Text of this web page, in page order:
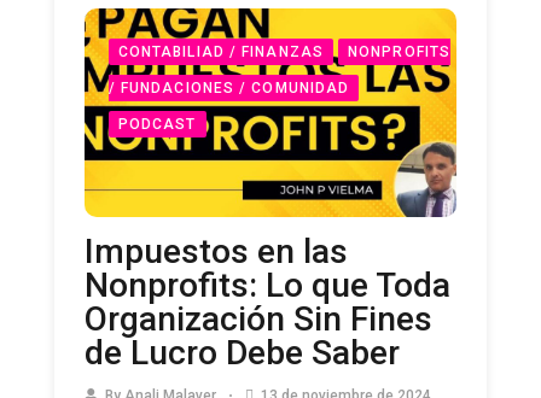
CONTABILIAD / FINANZAS NONPROFITS
/ FUNDACIONES / COMUNIDAD
PODCAST
Impuestos en las
Nonprofits: Lo que Toda
Organización Sin Fines
de Lucro Debe Saber